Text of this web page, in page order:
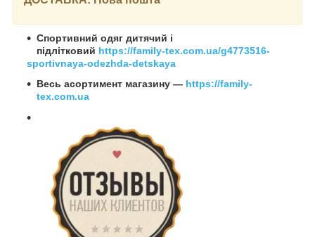
Спортивний одяг дитячий і
підлітковий https://family-tex.com.ua/g4773516-
sportivnaya-odezhda-detskaya
Весь асортимент магазину — https://family-
tex.com.ua